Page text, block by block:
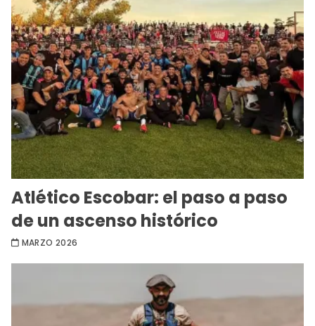
Atlético Escobar: el paso a paso
de un ascenso histórico
MARZO 2026